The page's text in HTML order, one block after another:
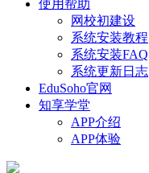
使用帮助
网校初建设
系统安装教程
系统安装FAQ
系统更新日志
EduSoho官网
知享学堂
APP介绍
APP体验